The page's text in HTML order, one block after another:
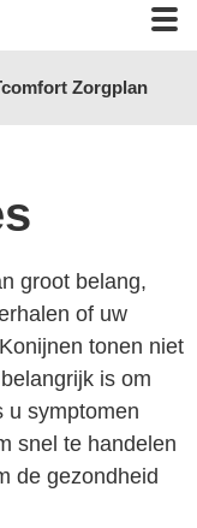
Zorgplan
groot belang,
of uw
tonen niet
is om
u symptomen
snel te handelen
de gezondheid